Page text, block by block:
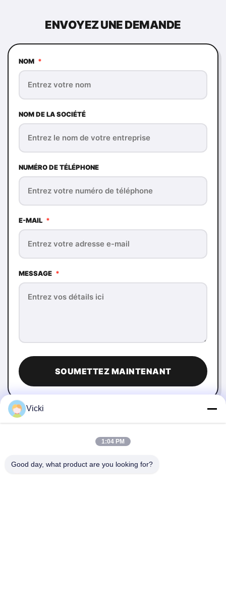
ENVOYEZ UNE DEMANDE
NOM *
NOM DE LA SOCIÉTÉ
NUMÉRO DE TÉLÉPHONE
E-MAIL *
MESSAGE *
SOUMETTEZ MAINTENANT
Vicki
1:04 PM
Good day, what product are you looking for?